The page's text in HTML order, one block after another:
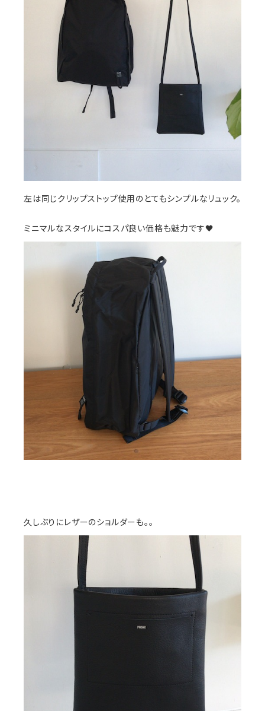
左は同じクリップストップ使用のとてもシンプルなリュック。
ミニマルなスタイルにコスパ良い価格も魅力です🖤
久しぶりにレザーのショルダーも。。